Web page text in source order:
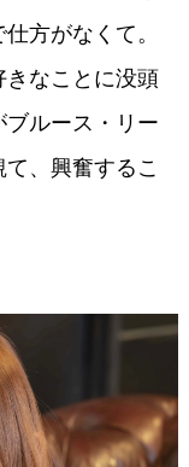
方がなくて。
なことに没頭
ルース・リー
、興奮するこ